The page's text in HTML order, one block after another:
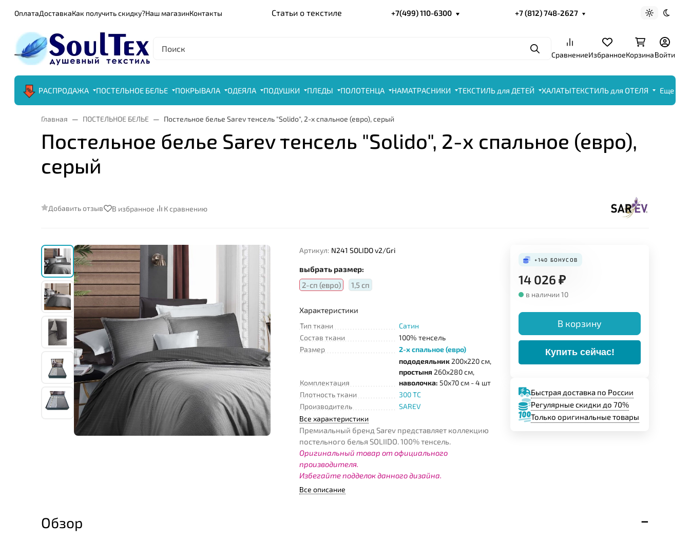
ОплатаДоставкаКак получить скидку?Наш магазинКонтакты Статьи о текстиле +7(499) 110-6300 +7 (812) 748-2627 Светлая
ПоискСравнениеИзбранноеКорзинаВойти
РАСПРОДАЖА ПОСТЕЛЬНОЕ БЕЛЬЕ ПОКРЫВАЛА ОДЕЯЛА ПОДУШКИ ПЛЕДЫ ПОЛОТЕНЦА НАМАТРАСНИКИ ТЕКСТИЛЬ для ДЕТЕЙ ХАЛАТЫТЕКСТИЛЬ для ОТЕЛЯ Еще
Главная ПОСТЕЛЬНОЕ БЕЛЬЕ Постельное белье Sarev тенсель "Solido", 2-х спальное (евро), серый
Постельное белье Sarev тенсель "Solido", 2-х спальное (евро),
серый
Добавить отзыв В избранное К сравнению
Артикул: N241 SOLIDO v2/Gri
выбрать размер:
2-сп (евро)
1,5 сп
Характеристики
Тип ткани
Сатин
Состав ткани
100% тенсель
Размер
2-х спальное (евро)
Комплектация
пододеяльник 200х220 см,
простыня 260х280 см,
наволочка: 50х70 см - 4 шт
Плотность ткани
300 TC
Производитель
SAREV
Все характеристики
Премиальный бренд Sarev представляет коллекцию
постельного белья SOLIIDO. 100% тенсель.
Оригинальный товар от официального
производителя.
Избегайте подделок данного дизайна.
Все описание
+140 БОНУСОВ
14 026 ₽
в наличии 10
В корзину
Купить сейчас!
Быстрая доставка по России
Регулярные скидки до 70%
Только оригинальные товары
Обзор